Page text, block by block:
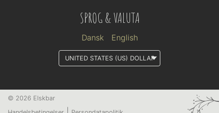
SPROG & VALUTA
Dansk English
© 2026 Elskbar